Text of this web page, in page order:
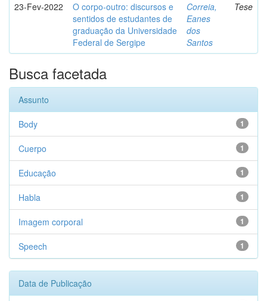
23-Fev-2022
O corpo-outro: discursos e
sentidos de estudantes de
graduação da Universidade
Federal de Sergipe
Correia,
Eanes
dos
Santos
Tese
Busca facetada
Assunto
1
Body
1
Cuerpo
1
Educação
1
Habla
1
Imagem corporal
1
Speech
Data de Publicação